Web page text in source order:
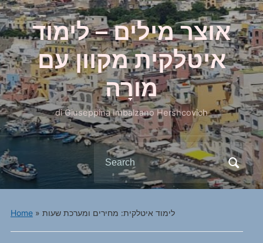
אוצר מילים – לימוד
איטלקית מקוון עם
מורָה
di Giuseppina Imbalzano Hershcovich
Search
for:
Home» לימוד איטלקית: מחירים ומערכת שעות